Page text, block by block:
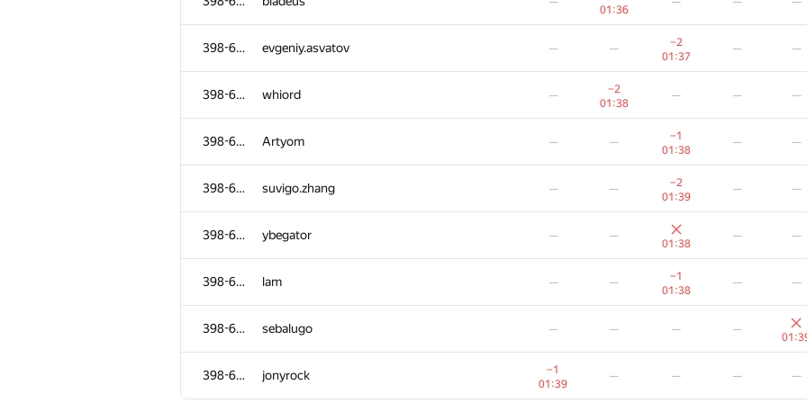
01:36
398-610 evgeniy.asvatov — —
−2
01:37
— —
398-610 whiord —
−2
01:38
— — —
398-610 Artyom — —
−1
01:38
— —
398-610 suvigo.zhang — —
−2
01:39
— —
398-610 ybegator — —
01:38
— —
398-610 lam — —
−1
01:38
— —
398-610 sebalugo — — — —
398-610 jonyrock
−1
01:39
— — — —
01:36
398-610 evgeniy.asvatov — —
−2
01:37
— —
398-610 whiord —
−2
01:38
— — —
398-610 Artyom — —
−1
01:38
— —
398-610 suvigo.zhang — —
−2
01:39
— —
398-610 ybegator — —
01:38
— —
398-610 lam — —
−1
01:38
— —
398-610 sebalugo — — — —
398-610 jonyrock
−1
01:39
— — — —